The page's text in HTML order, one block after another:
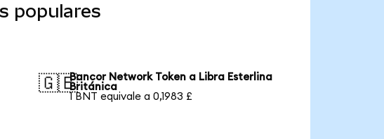
populares
🇬🇧Bancor Network Token a Libra Esterlina
Británica
1 BNT equivale a 0,1983 £